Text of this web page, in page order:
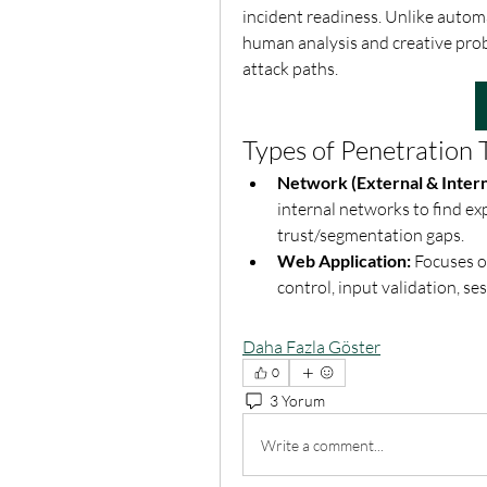
incident readiness. Unlike
human analysis and creative
attack paths.
Types of Penetration
Network (External &
internal networks to find
trust/segmentation gaps.
Web Application: Focuses
control, input validation,
Daha Fazla Göster
0
3 Yorum
Write a comment...